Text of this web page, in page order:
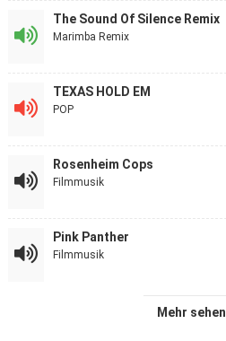
The Sound Of Silence Remix
Marimba Remix
TEXAS HOLD EM
POP
Rosenheim Cops
Filmmusik
Pink Panther
Filmmusik
Mehr sehen